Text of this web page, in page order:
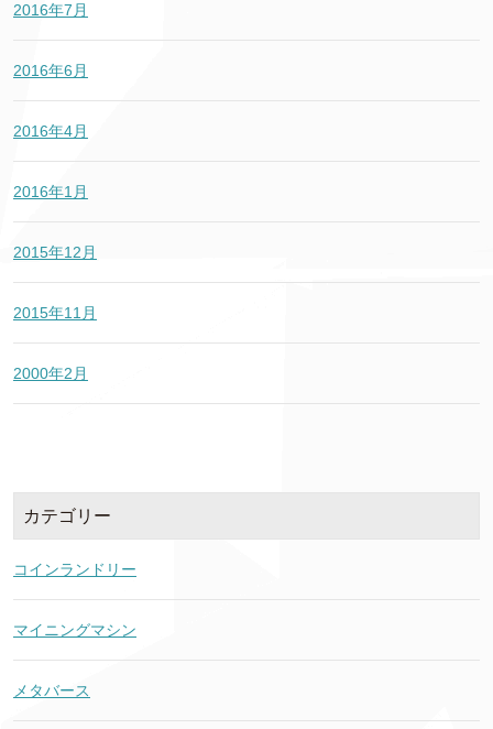
2016年7月
2016年6月
2016年4月
2016年1月
2015年12月
2015年11月
2000年2月
カテゴリー
コインランドリー
マイニングマシン
メタバース